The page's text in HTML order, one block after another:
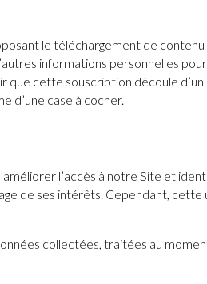
le téléchargement de
informations personnelles
que cette souscription découle
d’une case à cocher.
l’accès à notre Site et
de ses intérêts. Cependant, cette
collectées, traitées au